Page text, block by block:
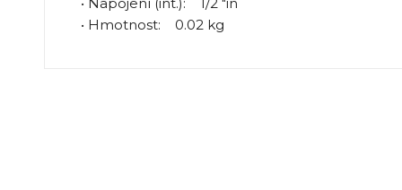
• Hmotnost: 0.02 kg